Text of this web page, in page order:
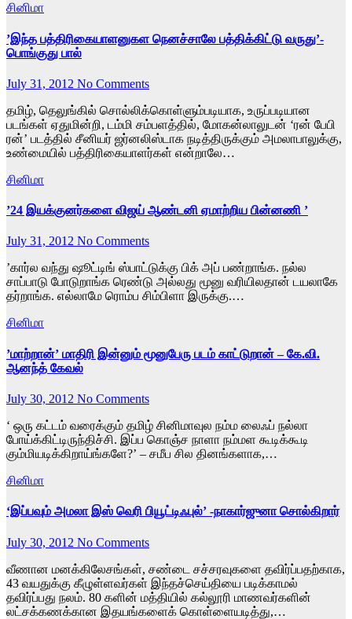
சினிமா
’இந்த பத்திரிகையாளனுகள நெனச்சாலே பத்திக்கிட்டு வருது’-
பொங்குது பால்
July 31, 2012 No Comments
தமிழ், தெலுங்கில் சொல்லிக்கொள்ளும்படியாக, உருப்படியான
படங்கள் ஏதுமின்றி, டம்மி சம்பளத்தில், மோகன்லாலுடன் ‘ரன் பேபி
ரன்’ படத்தில் சீனியர் ஜர்னலிஸ்டாக நடித்திருக்கும் அமலாபாலுக்கு,
உண்மையில் பத்திரிகையாளர்கள் என்றாலே…
சினிமா
’24 இயக்குனர்களை விஜய் ஆண்டனி ஏமாற்றிய பின்னணி ’
July 31, 2012 No Comments
’கார்ல வந்து ஷூட்டிங் ஸ்பாட்டுக்கு பிக் அப் பண்றாங்க. நல்ல
சாப்பாடு போடுறாங்க ரெண்டு அல்லது மூனு வரியிலதான் டயலாகே
தர்றாங்க. எல்லாமே ரொம்ப சிம்பிளா இருக்கு.…
சினிமா
’மாற்றான்’ மாதிரி இன்னும் மூனுபேரு படம் காட்டுறான் – கே.வி.
ஆனந்த் கேவல்
July 30, 2012 No Comments
‘ ஒரு கட்டம் வரைக்கும் தமிழ் சினிமாவுல நம்ம லைஃப் நல்லா
போய்க்கிட்டிருந்திச்சி. இப்ப கொஞ்ச நாளா நம்மள கூடிக்கூடி
கும்மியடிக்கிறாய்ங்களே?’ – சமீப சில தினங்களாக,…
சினிமா
‘இப்பவும் அமலா இஸ் வெரி பியூட்டிஃபுல்’ -நாகார்ஜுனா சொல்கிறார்
July 30, 2012 No Comments
வீணான மனக்கிலேசங்கள், சண்டை சச்சரவுகளை தவிர்ப்பதற்காக,
43 வயதுக்கு கீழுள்ளவர்கள் இந்தச்செய்தியை படிக்காமல்
தவிர்ப்பது நலம். 80 களின் மத்தியில் கல்லூரி மாணவர்களின்
லட்சக்கணக்கான இதயங்களைக் கொள்ளையடித்து,…